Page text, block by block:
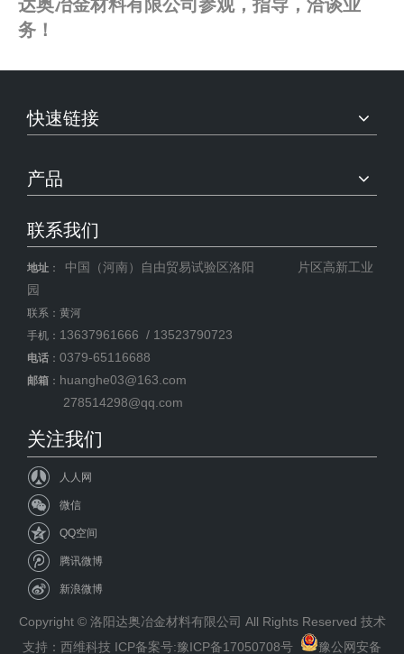
达奥冶金材料有限公司参观，指导，洽谈业
务！
快速链接
产品
联系我们
地址 ： 中国（河南）自由贸易试验区洛阳 片区高新工业
园
联系：黄河
手机： 13637961666 / 13523790723
电话 ： 0379-65116688
邮箱 ： huanghe03@163.com
278514298@qq.com
关注我们
人人网
微信
QQ空间
腾讯微博
新浪微博
Copyright © 洛阳达奥冶金材料有限公司 All Rights Reserved 技术
支持：西维科技 ICP备案号:豫ICP备17050708号 豫公网安备